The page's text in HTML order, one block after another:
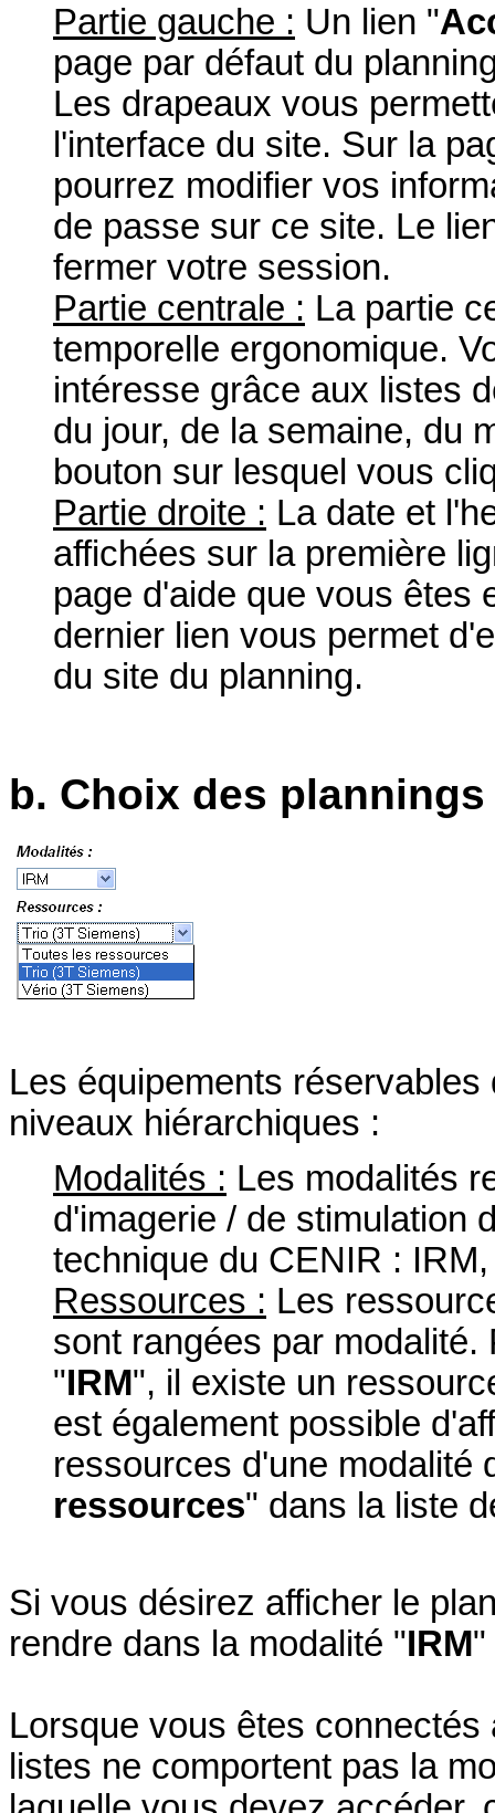
Partie gauche : Un lien "
page par défaut du
Les drapeaux vous
l'interface du site. Sur la
pourrez modifier vos
de passe sur ce site. Le
fermer votre session.
Partie centrale : La partie
temporelle ergonomique.
intéresse grâce aux listes
du jour, de la semaine, du
bouton sur lesquel vous
Partie droite : La date et
affichées sur la première
page d'aide que vous êtes
dernier lien vous permet
du site du planning.
b. Choix des
Les équipements
niveaux hiérarchiques :
Modalités : Les modalités
d'imagerie / de stimulation
technique du CENIR :
Ressources : Les
sont rangées par
"IRM", il existe un
est également possible
ressources d'une modalité
ressources" dans la liste
Si vous désirez afficher le
rendre dans la modalité "IRM"
Lorsque vous êtes
listes ne comportent pas la